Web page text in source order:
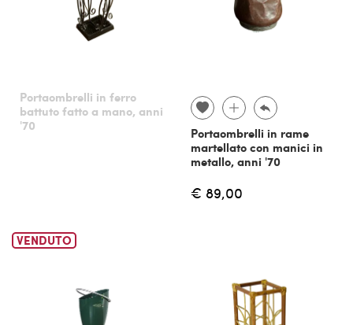
Portaombrelli in ferro
battuto fatto a mano, anni
'70
Portaombrelli in rame
martellato con manici in
metallo, anni '70
€ 89,00
VENDUTO